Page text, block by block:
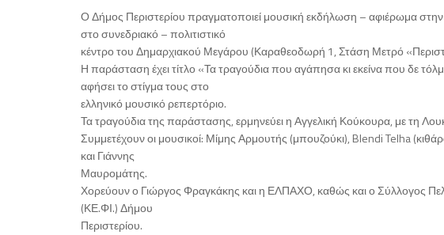
Ο Δήμος Περιστερίου πραγματοποιεί μουσική εκδήλωση – αφιέρωμα
στο συνεδριακό – πολιτιστικό
κέντρο του Δημαρχιακού Μεγάρου (Καραθεοδωρή 1, Στάση Μετρό
Η παράσταση έχει τίτλο «Τα τραγούδια που αγάπησα κι εκείνα που δε
αφήσει το στίγμα τους στο
ελληνικό μουσικό ρεπερτόριο.
Τα τραγούδια της παράστασης, ερμηνεύει η Αγγελική Κούκουρα, με τη
Συμμετέχουν οι μουσικοί: Μίμης Αρμουτής (μπουζούκι), Blendi Telha
και Γιάννης
Μαυρομάτης.
Χορεύουν ο Γιώργος Φραγκάκης και η ΕΛΠΑΧΟ, καθώς και ο Σύλλογος
(ΚΕ.ΦΙ.) Δήμου
Περιστερίου.